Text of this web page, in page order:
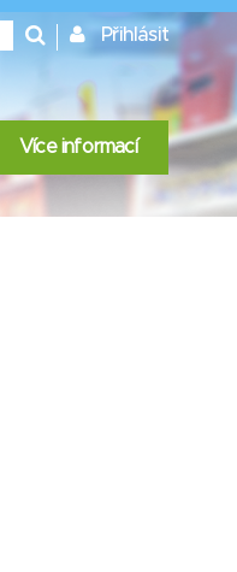
Přihlásit
Více informací